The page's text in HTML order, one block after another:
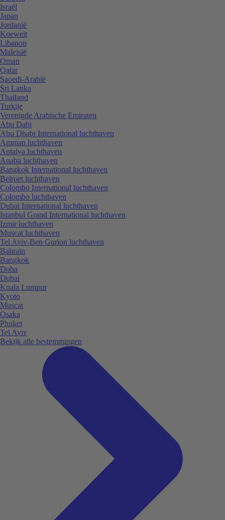
Israël
Japan
Jordanië
Koeweit
Libanon
Maleisië
Oman
Qatar
Saoedi-Arabië
Sri Lanka
Thailand
Turkije
Verenigde Arabische Emiraten
Abu Dabi
Abu Dhabi International luchthaven
Amman luchthaven
Antalya luchthaven
Aqaba luchthaven
Bangkok International luchthaven
Beiroet luchthaven
Colombo International luchthaven
Colombo luchthaven
Dubai International luchthaven
Istanbul Grand International luchthaven
Izmir luchthaven
Muscat luchthaven
Tel Aviv-Ben Gurion luchthaven
Bahrain
Bangkok
Doha
Dubai
Kuala Lumpur
Kyoto
Muscat
Osaka
Phuket
Tel Aviv
Bekijk alle bestemmingen